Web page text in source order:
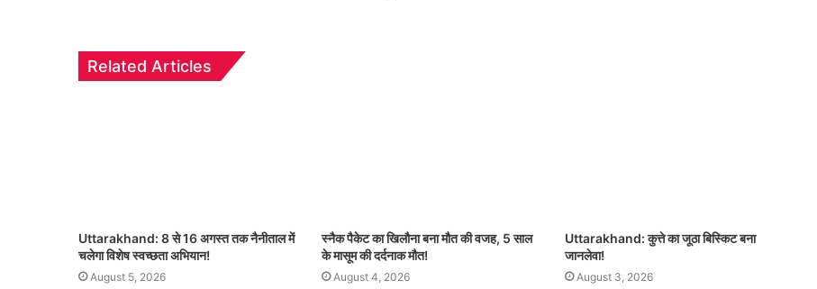
Related Articles
Uttarakhand: 8 से 16 अगस्त तक नैनीताल में
चलेगा विशेष स्वच्छता अभियान!
August 5, 2026
स्नैक पैकेट का खिलौना बना मौत की वजह, 5 साल
के मासूम की दर्दनाक मौत!
August 4, 2026
Uttarakhand: कुत्ते का जूठा बिस्किट बना
जानलेवा!
August 3, 2026